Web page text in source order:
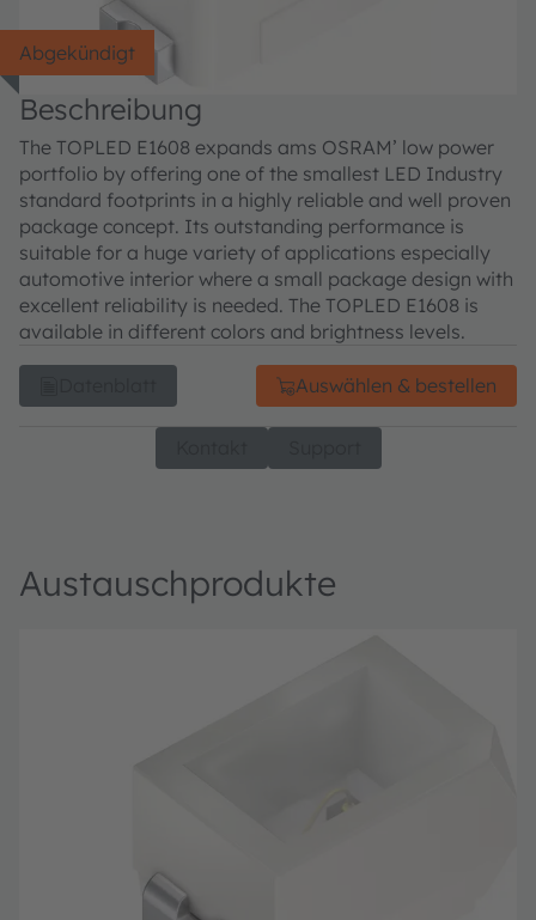
Abgekündigt
Beschreibung
The TOPLED E1608 expands ams OSRAM’ low power
portfolio by offering one of the smallest LED Industry
standard footprints in a highly reliable and well proven
package concept. Its outstanding performance is
suitable for a huge variety of applications especially
automotive interior where a small package design with
excellent reliability is needed. The TOPLED E1608 is
available in different colors and brightness levels.
Auswählen & bestellen
Austauschprodukte